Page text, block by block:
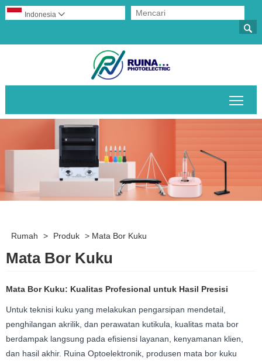

Indonesia 
Rumah > Produk > Mata Bor Kuku
Mata Bor Kuku
Mata Bor Kuku: Kualitas Profesional untuk Hasil Presisi
Untuk teknisi kuku yang melakukan pengarsipan mendetail,
penghilangan akrilik, dan perawatan kutikula, kualitas mata bor
berdampak langsung pada efisiensi layanan, kenyamanan klien,
dan hasil akhir. Ruina Optoelektronik, produsen mata bor kuku